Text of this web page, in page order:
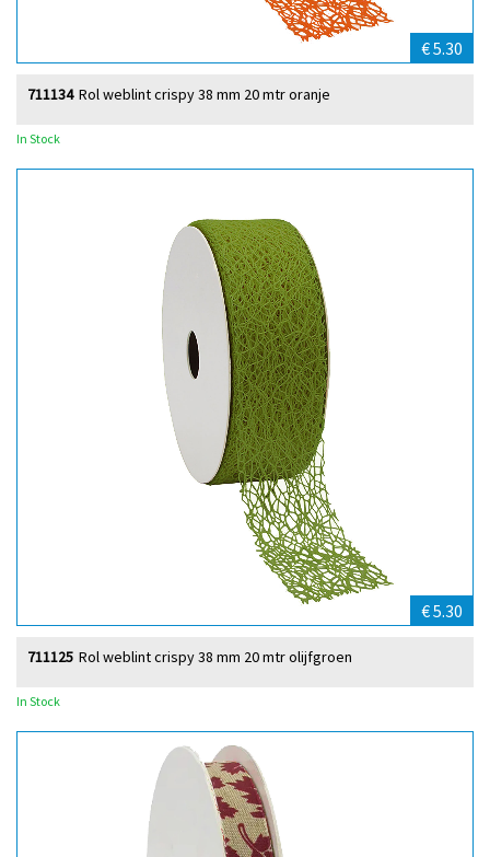
€ 5.30
Rol weblint crispy 38 mm 20 mtr oranje
711134
In Stock
€ 5.30
Rol weblint crispy 38 mm 20 mtr olijfgroen
711125
In Stock